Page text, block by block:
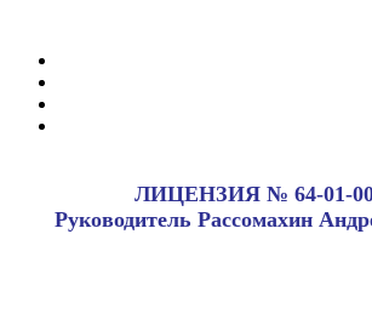
ЛИЦЕНЗИЯ № 64-01-
Руководитель Рассомахин